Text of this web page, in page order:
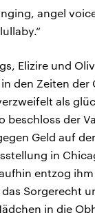
angel
Elizire und
den Zeiten der
als
beschloss der
Geld auf
in
entzog
Sorgerecht
in die